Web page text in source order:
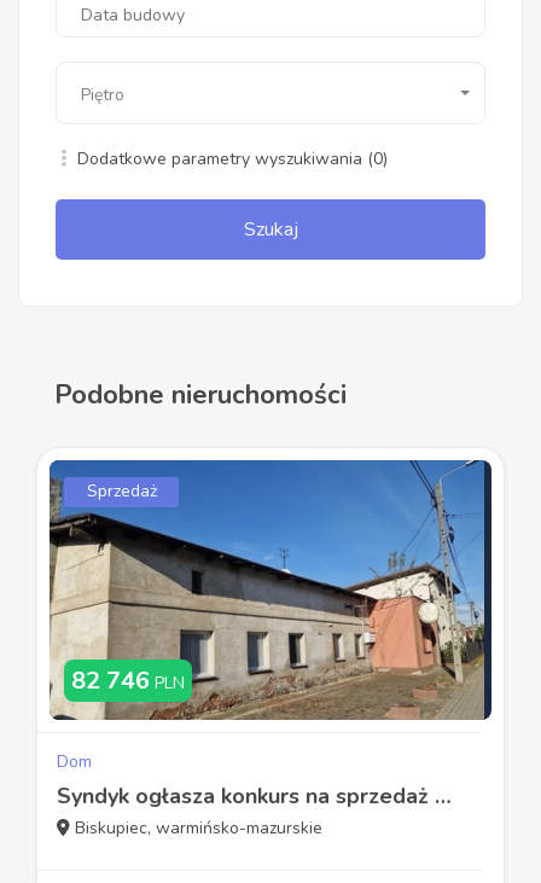
Piętro
Dodatkowe parametry wyszukiwania (0)
Szukaj
Podobne nieruchomości
Sprzedaż
82 746 PLN
Dom
Syndyk ogłasza konkurs na sprzedaż ½ udziału nieruchomości
Biskupiec, warmińsko-mazurskie